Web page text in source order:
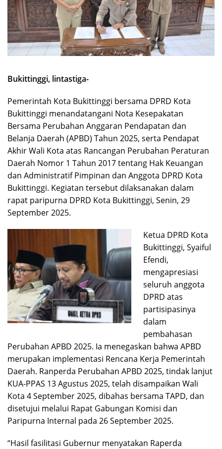
Bukittinggi, lintastiga-
Pemerintah Kota Bukittinggi bersama DPRD Kota
Bukittinggi menandatangani Nota Kesepakatan
Bersama Perubahan Anggaran Pendapatan dan
Belanja Daerah (APBD) Tahun 2025, serta Pendapat
Akhir Wali Kota atas Rancangan Perubahan Peraturan
Daerah Nomor 1 Tahun 2017 tentang Hak Keuangan
dan Administratif Pimpinan dan Anggota DPRD Kota
Bukittinggi. Kegiatan tersebut dilaksanakan dalam
rapat paripurna DPRD Kota Bukittinggi, Senin, 29
September 2025.
Ketua DPRD Kota
Bukittinggi, Syaiful
Efendi,
mengapresiasi
seluruh anggota
DPRD atas
partisipasinya
dalam
pembahasan
Perubahan APBD 2025. Ia menegaskan bahwa APBD
merupakan implementasi Rencana Kerja Pemerintah
Daerah. Ranperda Perubahan APBD 2025, tindak lanjut
KUA-PPAS 13 Agustus 2025, telah disampaikan Wali
Kota 4 September 2025, dibahas bersama TAPD, dan
disetujui melalui Rapat Gabungan Komisi dan
Paripurna Internal pada 26 September 2025.
“Hasil fasilitasi Gubernur menyatakan Raperda